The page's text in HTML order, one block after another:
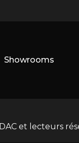
Showrooms
DAC et lecteurs